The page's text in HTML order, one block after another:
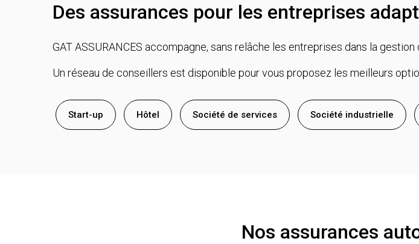
Des assurances pour les entreprises
GAT ASSURANCES accompagne, sans relâche les entreprises dans la
Un réseau de conseillers est disponible pour vous proposez les meilleurs
Start-up Hôtel Société de services Société industrielle
Nos assurances